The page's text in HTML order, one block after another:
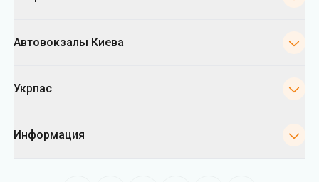
Автовокзалы Киева
Укрпас
Информация